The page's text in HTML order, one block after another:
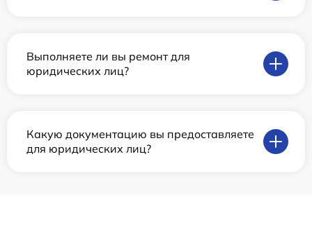
Выполняете ли вы ремонт для
юридических лиц?
Какую документацию вы предоставляете
для юридических лиц?